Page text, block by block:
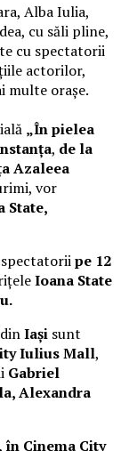
Alba Iulia,
cu săli pline,
cu spectatorii
actorilor,
multe orașe.
„În pielea
, de la
Azaleea
vor
State,
pe 12
Ioana State
Iași sunt
Iulius Mall,
Gabriel
Alexandra
în Cinema City